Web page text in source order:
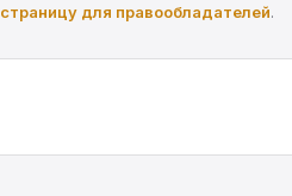
страницу для правообладателей.